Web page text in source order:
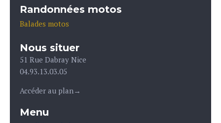
Randonnées motos
Balades motos
Nous situer
51 Rue Dabray Nice
04.93.13.03.05
Accéder au plan→
Menu